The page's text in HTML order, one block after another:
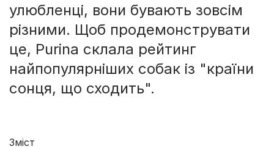
улюбленці, вони бувають зовсім
різними. Щоб продемонструвати
це, Purina склала рейтинг
найпопулярніших собак із "країни
сонця, що сходить".
Зміст